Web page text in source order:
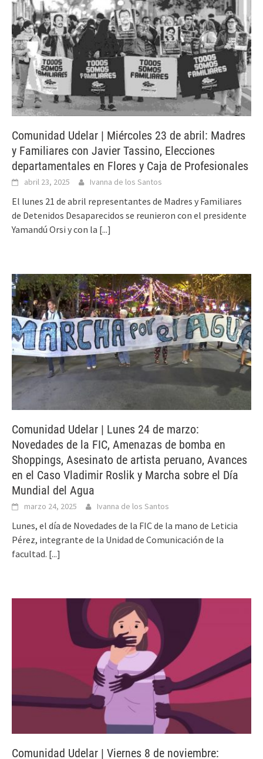
Comunidad Udelar | Miércoles 23 de abril: Madres
y Familiares con Javier Tassino, Elecciones
departamentales en Flores y Caja de Profesionales
abril 23, 2025 Ivanna de los Santos
El lunes 21 de abril representantes de Madres y Familiares
de Detenidos Desaparecidos se reunieron con el presidente
Yamandú Orsi y con la [...]
Comunidad Udelar | Lunes 24 de marzo:
Novedades de la FIC, Amenazas de bomba en
Shoppings, Asesinato de artista peruano, Avances
en el Caso Vladimir Roslik y Marcha sobre el Día
Mundial del Agua
marzo 24, 2025 Ivanna de los Santos
Lunes, el día de Novedades de la FIC de la mano de Leticia
Pérez, integrante de la Unidad de Comunicación de la
facultad. [...]
Comunidad Udelar | Viernes 8 de noviembre: